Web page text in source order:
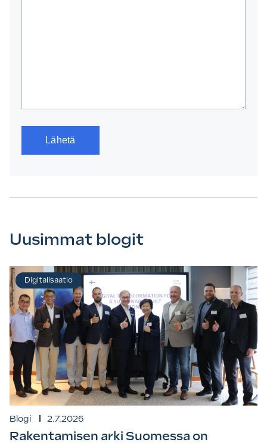
Uusimmat blogit
Blogi 2.7.2026
Rakentamisen arki Suomessa on
Digitalisaatio